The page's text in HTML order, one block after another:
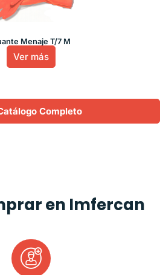
Menaje T/7 M
Ver más
Completo
en Imfercan